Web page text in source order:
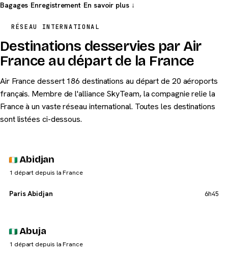
Bagages·Enregistrement·En savoir plus ↓
RÉSEAU INTERNATIONAL
Destinations desservies par Air
France au départ de la France
Air France dessert 186 destinations au départ de 20 aéroports
français. Membre de l'alliance SkyTeam, la compagnie relie la
France à un vaste réseau international. Toutes les destinations
sont listées ci-dessous.
Abidjan
1 départ depuis la France
Paris Abidjan 6h45
Abuja
1 départ depuis la France